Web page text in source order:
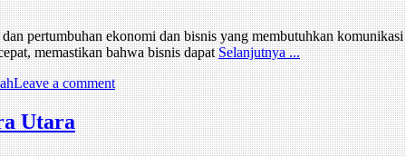
pertumbuhan ekonomi dan bisnis yang membutuhkan
memastikan bahwa bisnis dapatSelanjutnya ...
Leave a comment
Utara